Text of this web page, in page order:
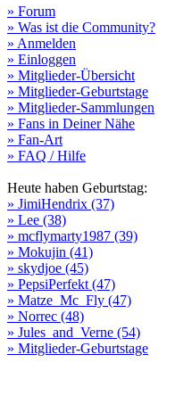
» Forum
» Was ist die Community?
» Anmelden
» Einloggen
» Mitglieder-Übersicht
» Mitglieder-Geburtstage
» Mitglieder-Sammlungen
» Fans in Deiner Nähe
» Fan-Art
» FAQ / Hilfe
Heute haben Geburtstag:
» JimiHendrix (37)
» Lee (38)
» mcflymarty1987 (39)
» Mokujin (41)
» skydjoe (45)
» PepsiPerfekt (47)
» Matze_Mc_Fly (47)
» Norrec (48)
» Jules_and_Verne (54)
» Mitglieder-Geburtstage